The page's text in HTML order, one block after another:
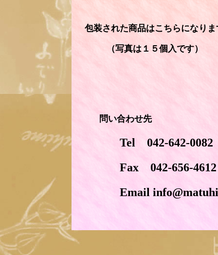
包装された商品はこちらになりま
（写真は１５個入です）
問い合わせ先
Tel 042-642-0082
Fax 042-656-4612
Email